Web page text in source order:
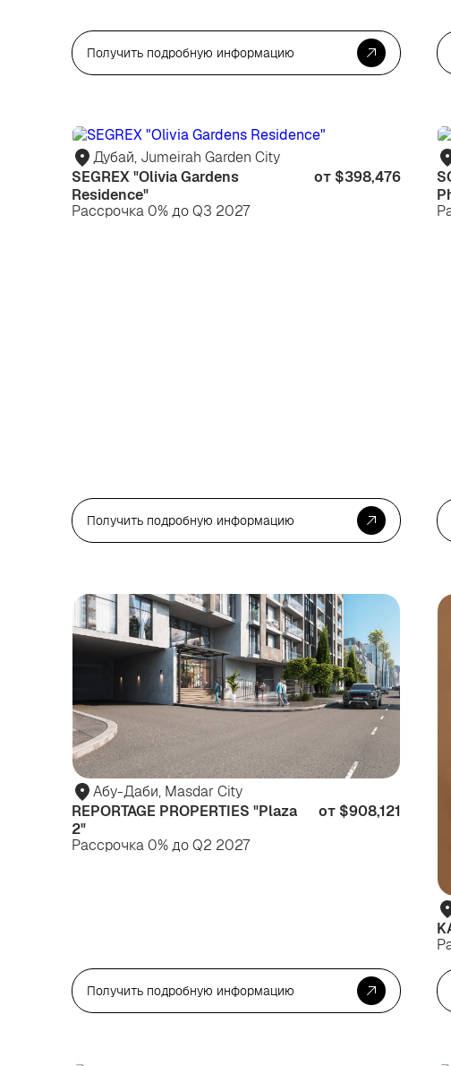
Получить подробную информацию
Для
Дубай, Jumeirah Garden City
SEGREX "Olivia Gardens
Residence"
от $398,476
Рассрочка 0% до Q3 2027
Получить подробную информацию
Для
Абу-Даби, Masdar City
REPORTAGE PROPERTIES "Plaza
2"
от $908,121
Рассрочка 0% до Q2 2027
Получить подробную информацию